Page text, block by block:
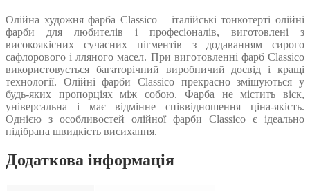
Олійна художня фарба Classico – італійські тонкотерті олійні
фарби для любителів і професіоналів, виготовлені з
високоякісних сучасних пігментів з додаванням сирого
сафлорового і лляного масел. При виготовленні фарб Classico
використовується багаторічний виробничий досвід і кращі
технології. Олійні фарби Classico прекрасно змішуються у
будь-яких пропорціях між собою. Фарба не містить віск,
універсальна і має відмінне співвідношення ціна-якість.
Однією з особливостей олійної фарби Classico є ідеально
підібрана швидкість висихання.
Додаткова інформація